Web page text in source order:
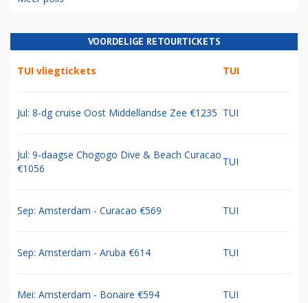
VOORDELIGE RETOURTICKETS
TUI vliegtickets TUI
Jul: 8-dg cruise Oost Middellandse Zee €1235 TUI
Jul: 9-daagse Chogogo Dive & Beach Curacao
€1056
TUI
Sep: Amsterdam - Curacao €569 TUI
Sep: Amsterdam - Aruba €614 TUI
Mei: Amsterdam - Bonaire €594 TUI